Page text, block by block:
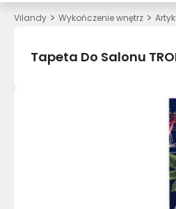
Vilandy > Wykończenie wnętrz >
Tapeta Do Salonu